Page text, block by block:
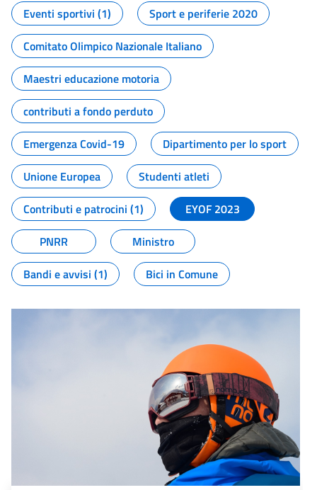
Eventi sportivi (1)
Sport e periferie 2020
Comitato Olimpico Nazionale Italiano
Maestri educazione motoria
contributi a fondo perduto
Emergenza Covid-19
Dipartimento per lo sport
Unione Europea
Studenti atleti
Contributi e patrocini (1)
EYOF 2023
PNRR
Ministro
Bandi e avvisi (1)
Bici in Comune